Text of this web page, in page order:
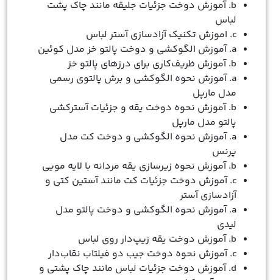
b. آموزش دوخت جزئیات جلیقه مانند چاک پشت
لباس
c. اموزش تکنیک آزادسازی آستر لباس
a. آموزش الگوکشی و دوخت پالتو خز مدل کوئین
b. آموزش ظریف‌کاری برای درزهای پالتو خز
a. آموزش نحوه الگوکشی و برش پالتوی رسمی
مدل مارپل
b. آموزش نحوه دوخت یقه و جزئیات آسترکشی
پالتو مدل مارپل
a. آموزش نحوه الگوکشی و دوخت کت مدل
پرنس
b. آموزش نحوه زیرسازی یقه مردانه با لایه مویی
c. آموزش دوخت جزئیات کت مانند آستین کتی و
آزادسازی آستر
a. آموزش نحوه الگوکشی و دوخت پالتو مدل
لیدی
b. آموزش دوخت یقه زیپ‌دار روی لباس
c. آموزش نحوه دوخت جیب دو فیلتاب نقاب‌دار
d. آموزش دوخت جزئیات لباس مانند چاک پشتی و